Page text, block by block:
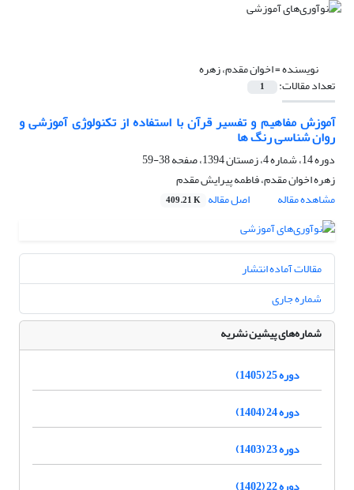
نویسنده =اخوان مقدم، زهره
تعداد مقالات: 1
آموزش مفاهیم و تفسیر قرآن با استفاده از تکنولوژی آموزشی و
روان شناسی رنگ ها
دوره 14، شماره 4، زمستان 1394، صفحه
38-59
زهره اخوان مقدم، فاطمه پیرایش مقدم
مشاهده مقاله
اصل مقاله 409.21 K
مقالات آماده انتشار
شماره جاری
شماره‌های پیشین نشریه
دوره 25 (1405)
دوره 24 (1404)
دوره 23 (1403)